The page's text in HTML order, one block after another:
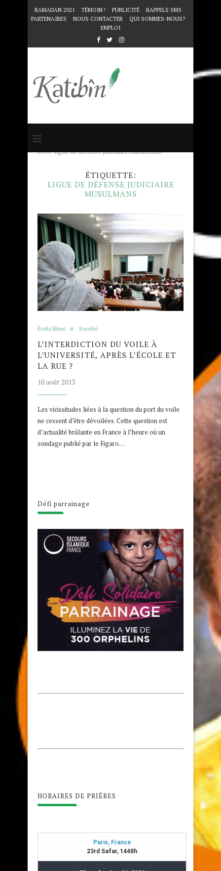
RAMADAN 2021 TÉMOIN ! PUBLICITÉ
RAPPELS SMS
PARTENAIRES
NOUS CONTACTER
QUI SOMMES-NOUS?
EMPLOI
Accueil
avec "ligue de défense judiciaire musulmans"
ÉTIQUETTE:
LIGUE DE DÉFENSE JUDICIAIRE
MUSULMANS
Écrits libres Société
L’INTERDICTION DU VOILE À
L’UNIVERSITÉ, APRÈS L’ÉCOLE ET
LA RUE ?
10 août 2013
Les vicissitudes liées à la question du port du voile
ne cessent d’être dévoilées. Cette question est
d’actualité brûlante en France à l’heure où un
sondage publié par le Figaro…
Défi parrainage
HORAIRES DE PRIÊRES